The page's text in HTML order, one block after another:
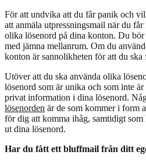
För att undvika att du får panik och
att anmäla utpressningsmail när du
olika lösenord på dina konton. Du
med jämna mellanrum. Om du
konton är sannolikheten för att du
Utöver att du ska använda olika
lösenord som är unika och som inte
privat information i dina lösenord.
lösenorden är de som kommer i form
för dig att komma ihåg, samtidigt som
ut dina lösenord.
Har du fått ett bluffmail från ditt